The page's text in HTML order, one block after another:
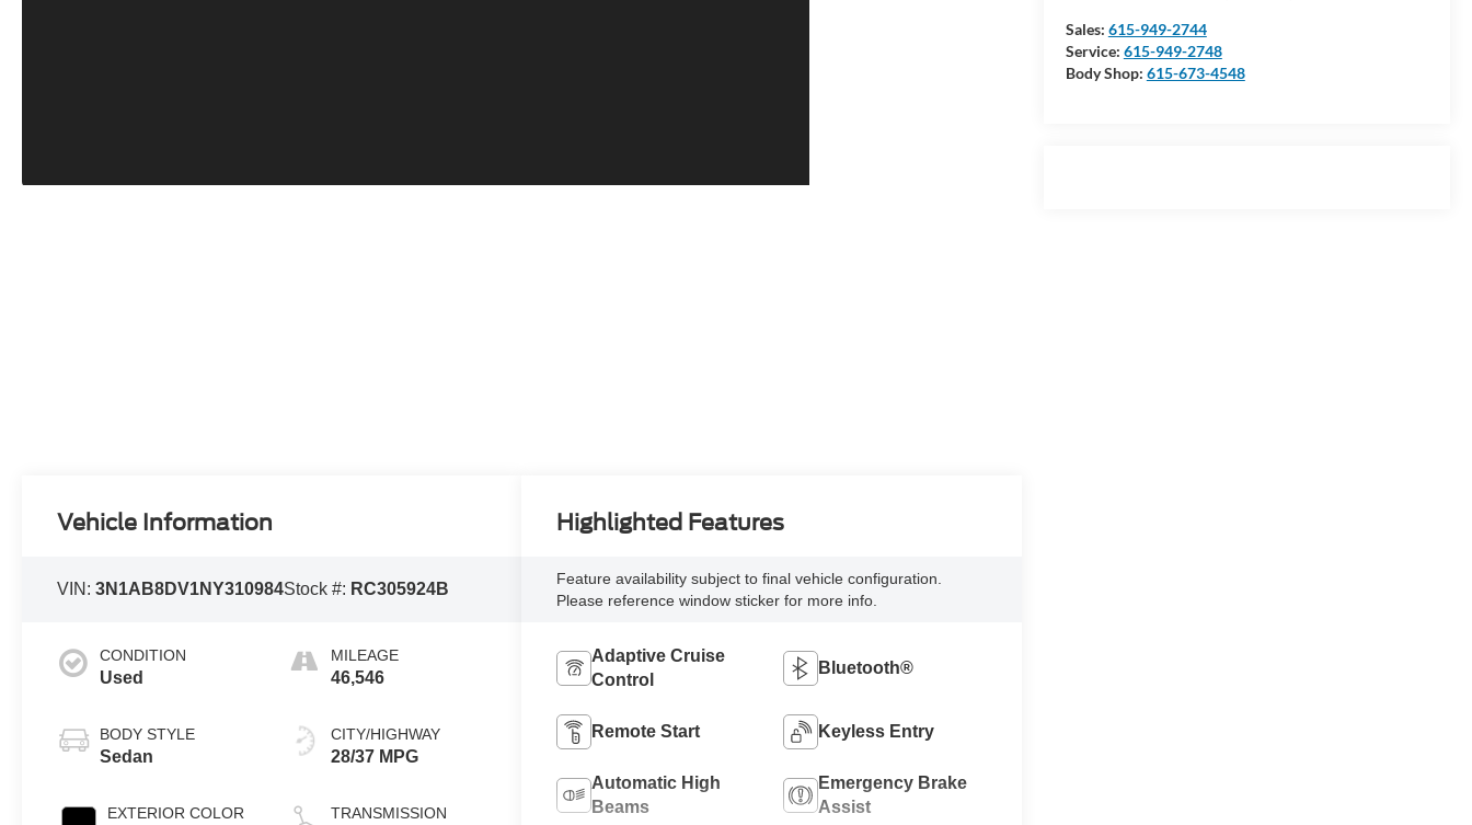
Sales: 615-949-2744
Service: 615-949-2748
Body Shop: 615-673-4548
Vehicle Information
VIN:3N1AB8DV1NY310984Stock #: RC305924B
CONDITION
Used
BODY STYLE
Sedan
EXTERIOR COLOR
MILEAGE
46,546
CITY/HIGHWAY
28/37 MPG
TRANSMISSION
Highlighted Features
Feature availability subject to final vehicle configuration.
Please reference window sticker for more info.
Adaptive Cruise
Control
Bluetooth®
Remote Start Keyless Entry
Automatic High
Beams
Emergency Brake
Assist